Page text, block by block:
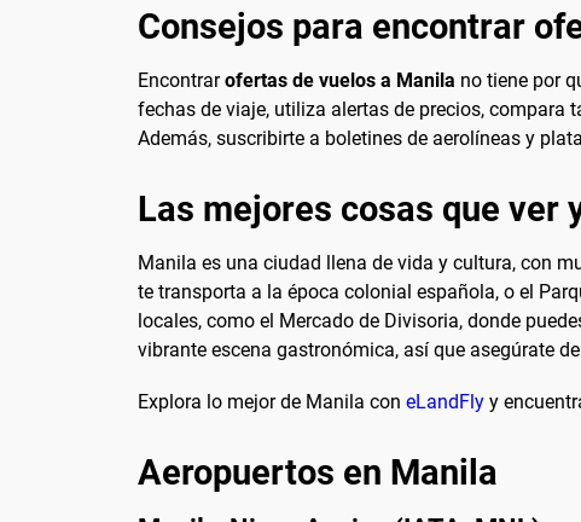
Consejos para encontrar
Encontrarofertas de vuelos a Manila no tiene por
fechas de viaje, utiliza alertas de precios, compara
Además, suscribirte a boletines de aerolíneas y
Las mejores cosas que ver
Manila es una ciudad llena de vida y cultura, con
te transporta a la época colonial española, o el
locales, como el Mercado de Divisoria, donde
vibrante escena gastronómica, así que asegúrate
Explora lo mejor de Manila con eLandFly y
Aeropuertos en Manila